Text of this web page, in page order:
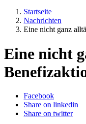
Startseite
Nachrichten
Eine nicht ganz
Eine nicht
Facebook
Share on linkedin
Share on twitter